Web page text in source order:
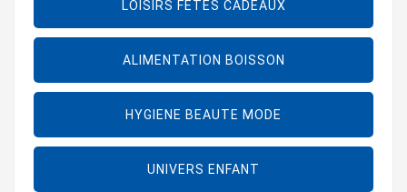
LOISIRS FÊTES CADEAUX
ALIMENTATION BOISSON
HYGIENE BEAUTE MODE
UNIVERS ENFANT